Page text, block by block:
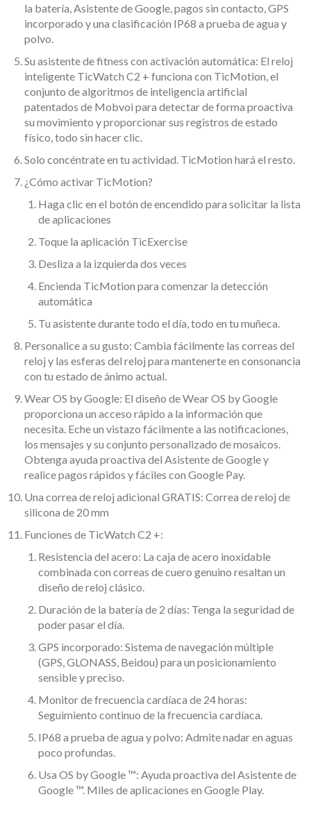
la batería, Asistente de Google, pagos sin contacto, GPS
incorporado y una clasificación IP68 a prueba de agua y
polvo.
Su asistente de fitness con activación automática: El reloj
inteligente TicWatch C2 + funciona con TicMotion, el
conjunto de algoritmos de inteligencia artificial
patentados de Mobvoi para detectar de forma proactiva
su movimiento y proporcionar sus registros de estado
físico, todo sin hacer clic.
Solo concéntrate en tu actividad. TicMotion hará el resto.
¿Cómo activar TicMotion?
Haga clic en el botón de encendido para solicitar la lista
de aplicaciones
Toque la aplicación TicExercise
Desliza a la izquierda dos veces
Encienda TicMotion para comenzar la detección
automática
Tu asistente durante todo el día, todo en tu muñeca.
Personalice a su gusto: Cambia fácilmente las correas del
reloj y las esferas del reloj para mantenerte en consonancia
con tu estado de ánimo actual.
Wear OS by Google: El diseño de Wear OS by Google
proporciona un acceso rápido a la información que
necesita. Eche un vistazo fácilmente a las notificaciones,
los mensajes y su conjunto personalizado de mosaicos.
Obtenga ayuda proactiva del Asistente de Google y
realice pagos rápidos y fáciles con Google Pay.
Una correa de reloj adicional GRATIS: Correa de reloj de
silicona de 20 mm
Funciones de TicWatch C2 +:
Resistencia del acero: La caja de acero inoxidable
combinada con correas de cuero genuino resaltan un
diseño de reloj clásico.
Duración de la batería de 2 días: Tenga la seguridad de
poder pasar el día.
GPS incorporado: Sistema de navegación múltiple
(GPS, GLONASS, Beidou) para un posicionamiento
sensible y preciso.
Monitor de frecuencia cardíaca de 24 horas:
Seguimiento continuo de la frecuencia cardíaca.
IP68 a prueba de agua y polvo: Admite nadar en aguas
poco profundas.
Usa OS by Google ™: Ayuda proactiva del Asistente de
Google ™. Miles de aplicaciones en Google Play.